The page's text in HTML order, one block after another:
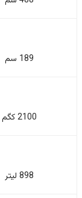
189 سم
2100 کگم
898 لیتر